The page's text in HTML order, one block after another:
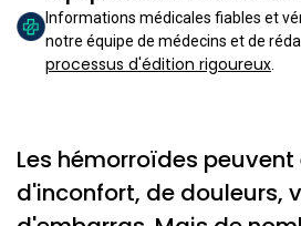
Informations médicales fiables et
notre équipe de médecins et de
processus d'édition rigoureux.
Les hémorroïdes
d'inconfort, de douleurs,